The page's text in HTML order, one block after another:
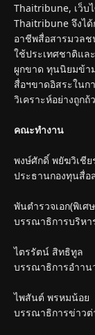
Thaitribune, เว็บ
Thaitribune จึงไ
อาชีพสื่อสารมวลช
ใช้ประเทศชาติแล
ผูกขาด ทุนนิยมข้า
สื่อฯขาดอิสระในก
วิเคราะห์อย่างถูก
คณะทำงาน
พงษ์ศักดิ์ พยัฆวิเชีย
ประธานกองทุนสื่
พันตำรวจเอก(พิเ
บรรณาธิการบริห
ไตรรัตน์ สิทธิทูล
บรรณาธิการอำา
ไพสันต์ พรหมน้อย
บรรณาธิการข่าวต่